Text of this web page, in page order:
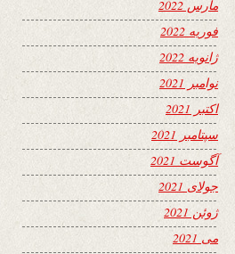
مارس 2022
فوریه 2022
ژانویه 2022
نوامبر 2021
اکتبر 2021
سپتامبر 2021
آگوست 2021
جولای 2021
ژوئن 2021
می 2021